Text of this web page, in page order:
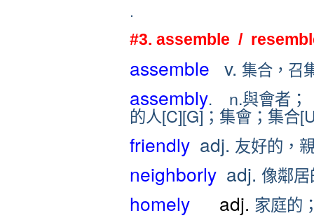
.
#3. assemble /
assemble v. 集合，召
assembly. n.與會者；
的人[C][G]；集會；集合
friendly adj. 友好的，
neighborly adj. 像鄰
homely adj. 家庭的